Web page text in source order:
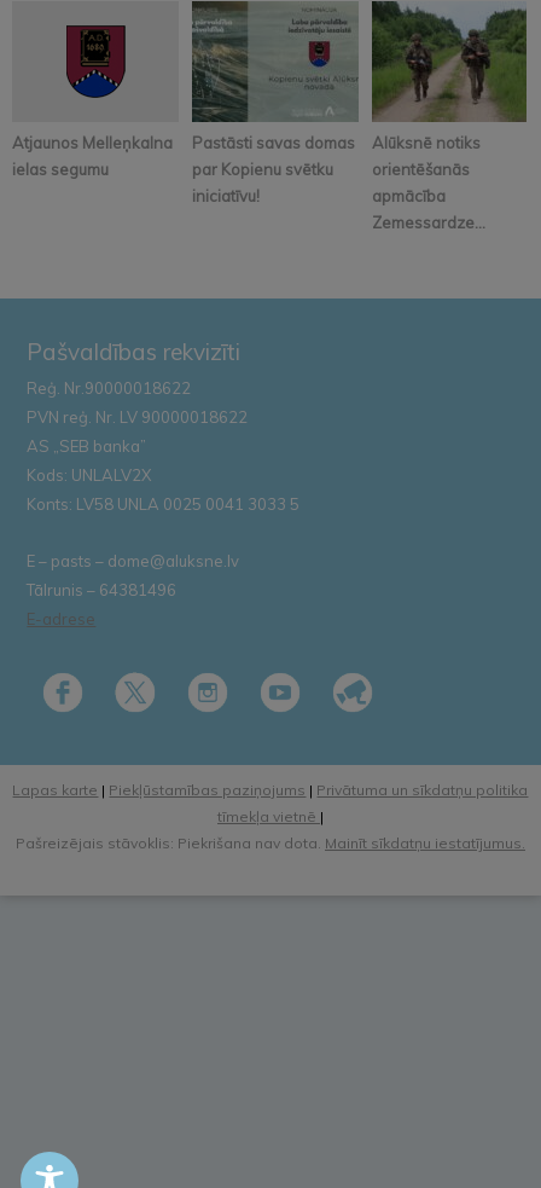
Atjaunos Melleņkalna
ielas segumu
Pastāsti savas domas
par Kopienu svētku
iniciatīvu!
Alūksnē notiks
orientēšanās
apmācība
Zemessardze...
Pašvaldības rekvizīti
Reģ. Nr.90000018622
PVN reģ. Nr. LV 90000018622
AS „SEB banka”
Kods: UNLALV2X
Konts: LV58 UNLA 0025 0041 3033 5
E – pasts – dome@aluksne.lv
Tālrunis – 64381496
E-adrese
Lapas karte | Piekļūstamības paziņojums | Privātuma un sīkdatņu politika
tīmekļa vietnē |
Pašreizējais stāvoklis: Piekrišana nav dota. Mainīt sīkdatņu iestatījumus.